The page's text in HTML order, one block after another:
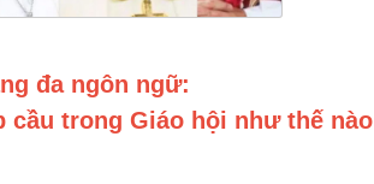
đa ngôn ngữ:
trong Giáo hội như thế nào